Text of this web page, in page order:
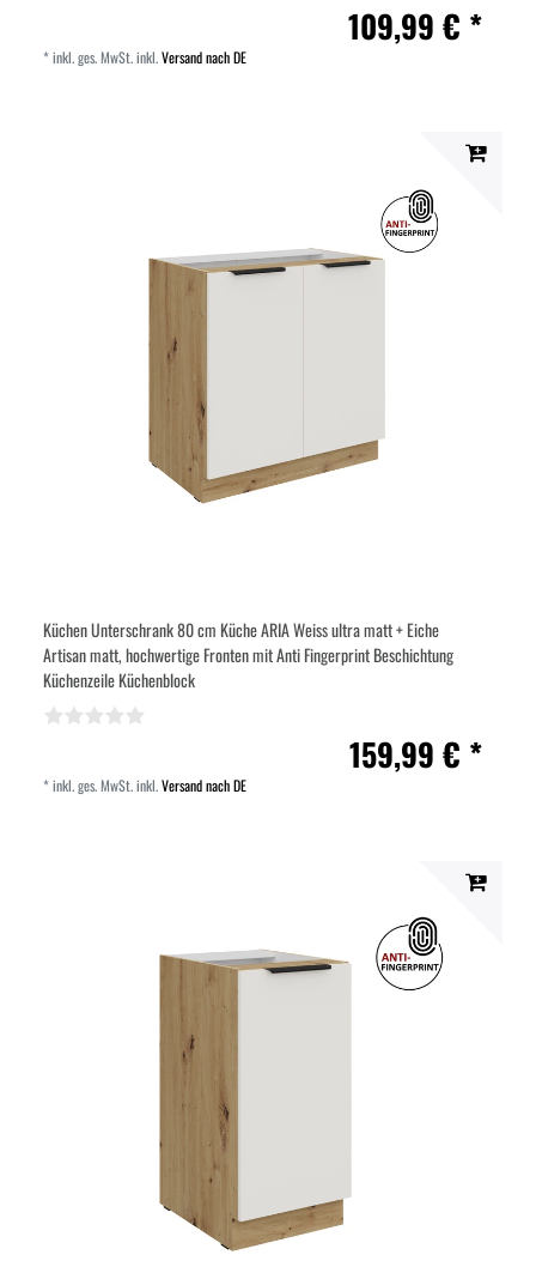
109,99 € *
*inkl. ges. MwSt.inkl.Versand nach DE
Küchen Unterschrank 80 cm Küche ARIA Weiss ultra matt + Eiche
Artisan matt, hochwertige Fronten mit Anti Fingerprint Beschichtung
Küchenzeile Küchenblock
159,99 € *
*inkl. ges. MwSt.inkl.Versand nach DE